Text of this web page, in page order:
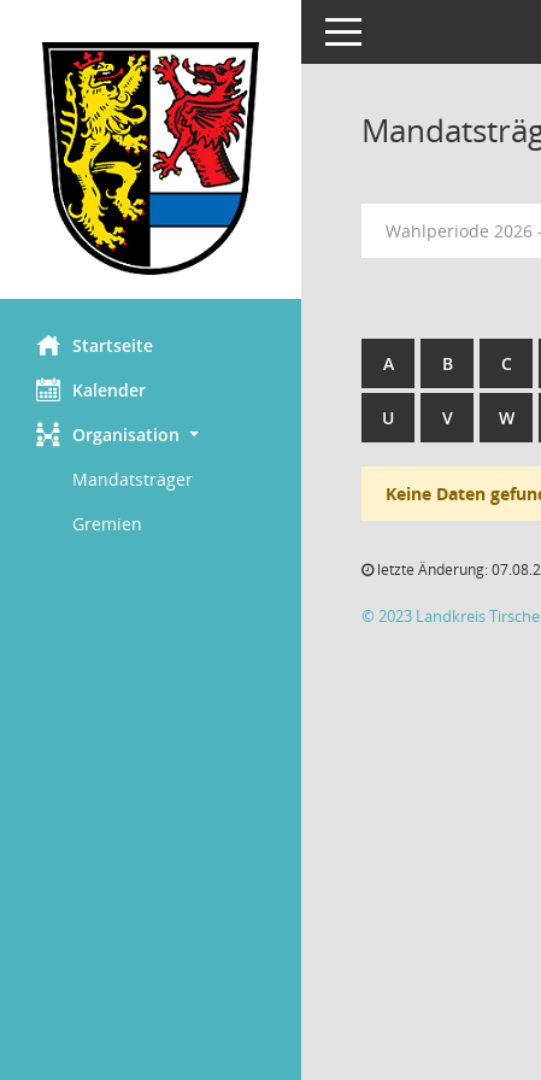
Startseite
Kalender
Organisation
Mandatsträger
Gremien
Toggle navigation
Wahlperiode 2026
A B C
U V W
Keine Daten
letzte Änderung:
© 2023 Landkreis